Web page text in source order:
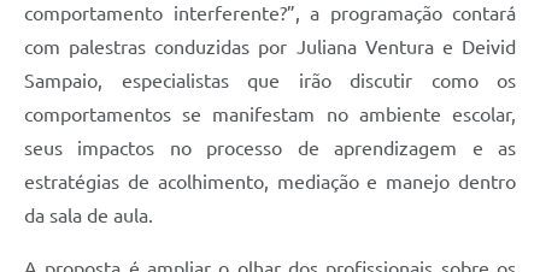
comportamento interferente?”, a programação contará
com palestras conduzidas por Juliana Ventura e Deivid
Sampaio, especialistas que irão discutir como os
comportamentos se manifestam no ambiente escolar,
seus impactos no processo de aprendizagem e as
estratégias de acolhimento, mediação e manejo dentro
da sala de aula.